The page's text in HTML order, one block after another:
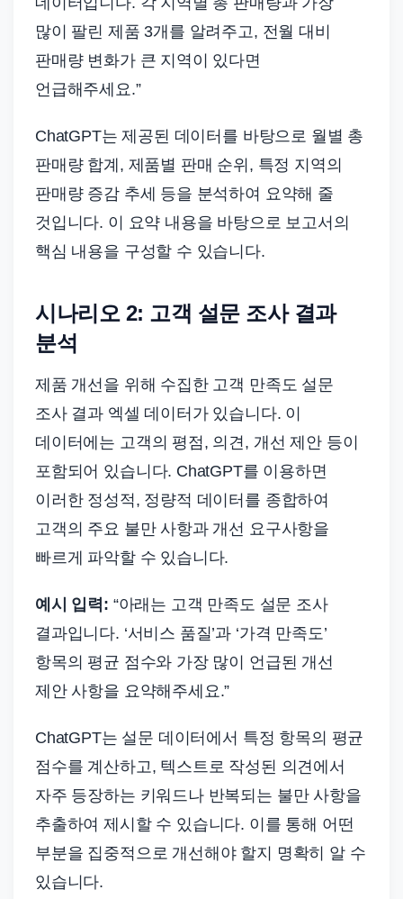
많이 팔린 제품 3개를 알려주고, 전월 대비
판매량 변화가 큰 지역이 있다면
언급해주세요.”
ChatGPT는 제공된 데이터를 바탕으로 월별 총
판매량 합계, 제품별 판매 순위, 특정 지역의
판매량 증감 추세 등을 분석하여 요약해 줄
것입니다. 이 요약 내용을 바탕으로 보고서의
핵심 내용을 구성할 수 있습니다.
시나리오 2: 고객 설문 조사 결과
분석
제품 개선을 위해 수집한 고객 만족도 설문
조사 결과 엑셀 데이터가 있습니다. 이
데이터에는 고객의 평점, 의견, 개선 제안 등이
포함되어 있습니다. ChatGPT를 이용하면
이러한 정성적, 정량적 데이터를 종합하여
고객의 주요 불만 사항과 개선 요구사항을
빠르게 파악할 수 있습니다.
예시 입력: “아래는 고객 만족도 설문 조사
결과입니다. ‘서비스 품질’과 ‘가격 만족도’
항목의 평균 점수와 가장 많이 언급된 개선
제안 사항을 요약해주세요.”
ChatGPT는 설문 데이터에서 특정 항목의 평균
점수를 계산하고, 텍스트로 작성된 의견에서
자주 등장하는 키워드나 반복되는 불만 사항을
추출하여 제시할 수 있습니다. 이를 통해 어떤
부분을 집중적으로 개선해야 할지 명확히 알 수
있습니다.